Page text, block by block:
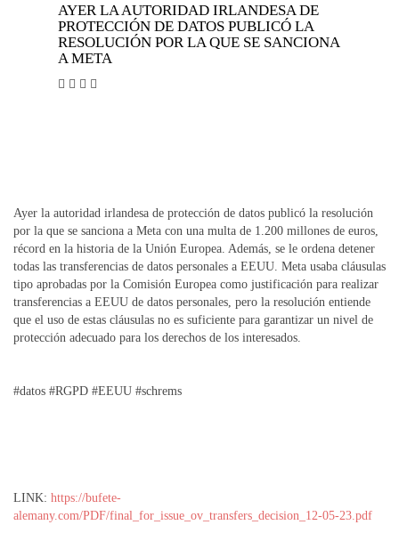
AYER LA AUTORIDAD IRLANDESA DE
PROTECCIÓN DE DATOS PUBLICÓ LA
RESOLUCIÓN POR LA QUE SE SANCIONA
A META
Ayer la autoridad irlandesa de protección de datos publicó la resolución
por la que se sanciona a Meta con una multa de 1.200 millones de euros,
récord en la historia de la Unión Europea. Además, se le ordena detener
todas las transferencias de datos personales a EEUU. Meta usaba cláusulas
tipo aprobadas por la Comisión Europea como justificación para realizar
transferencias a EEUU de datos personales, pero la resolución entiende
que el uso de estas cláusulas no es suficiente para garantizar un nivel de
protección adecuado para los derechos de los interesados.
#datos #RGPD #EEUU #schrems
LINK: https://bufete-
alemany.com/PDF/final_for_issue_ov_transfers_decision_12-05-23.pdf